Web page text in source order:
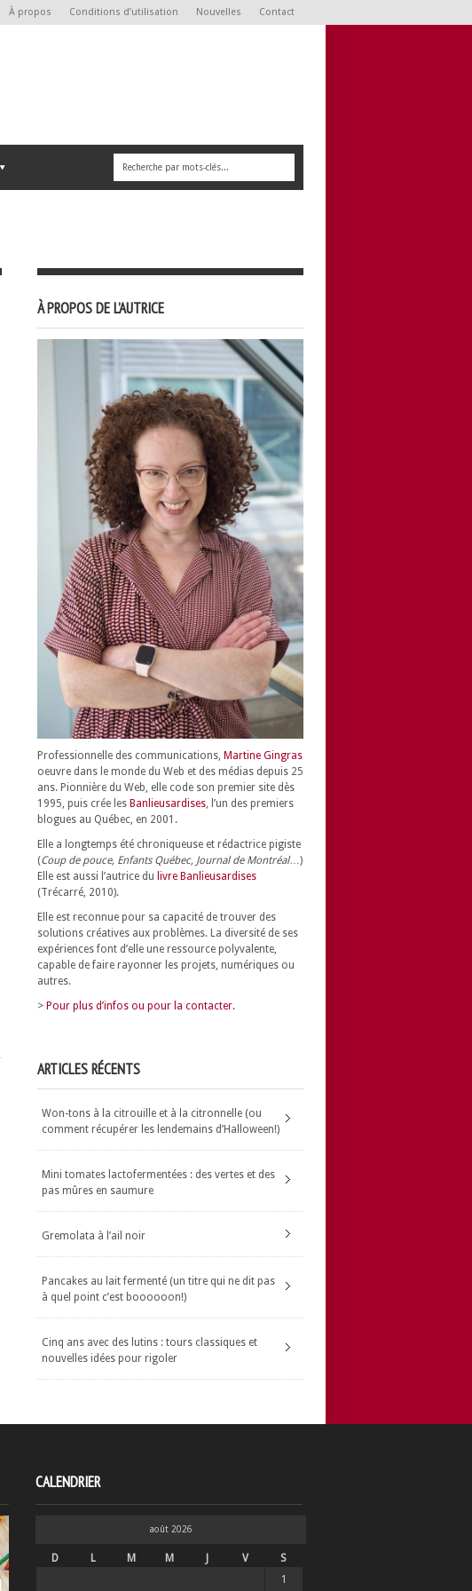
À propos Conditions d’utilisation Nouvelles Contact
À PROPOS DE L’AUTRICE
Professionnelle des communications, Martine Gingras
oeuvre dans le monde du Web et des médias depuis 25
ans. Pionnière du Web, elle code son premier site dès
1995, puis crée les Banlieusardises , l’un des premiers
blogues au Québec, en 2001.
Elle a longtemps été chroniqueuse et rédactrice pigiste
(Coup de pouce, Enfants Québec, Journal de Montréal…)
Elle est aussi l’autrice du livre Banlieusardises
(Trécarré, 2010).
Elle est reconnue pour sa capacité de trouver des
solutions créatives aux problèmes. La diversité de ses
expériences font d’elle une ressource polyvalente,
capable de faire rayonner les projets, numériques ou
autres.
> Pour plus d’infos ou pour la contacter.
ARTICLES RÉCENTS
Won-tons à la citrouille et à la citronnelle (ou
comment récupérer les lendemains d’Halloween!)
Mini tomates lactofermentées : des vertes et des
pas mûres en saumure
Gremolata à l’ail noir
Pancakes au lait fermenté (un titre qui ne dit pas
à quel point c’est boooooon!)
Cinq ans avec des lutins : tours classiques et
nouvelles idées pour rigoler
CALENDRIER
août 2026
D L M M J V
S
1